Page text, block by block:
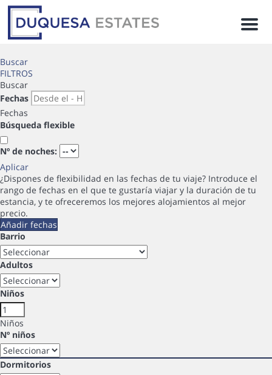
Menu
Buscar
FILTROS
Buscar
Fechas
Fechas
Búsqueda flexible
Nº de noches:
Aplicar
¿Dispones de flexibilidad en las fechas de tu viaje? Introduce el
rango de fechas en el que te gustaría viajar y la duración de tu
estancia, y te ofreceremos los mejores alojamientos al mejor
precio.
Añadir fechas
Barrio
Adultos
Niños
Niños
Nº niños
Dormitorios